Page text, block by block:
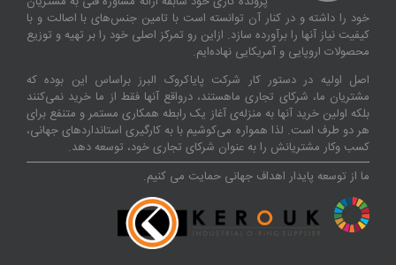
خود را داشته و در کنار آن توانسته‌ است با تامین جنس‌های با اصالت و با
کیفیت نیاز آنها را برآورده سازد. ازاین‌ رو تمرکز اصلی خود را بر تهیه و توزیع
محصولات اروپایی و آمریکایی نهاده‌ایم.
اصل اولیه در دستور کار شرکت پایاکروک البرز براساس این بوده که
مشتریان ما، شرکای تجاری ماهستند، درواقع آنها فقط از ما خرید نمی‌کنند
بلکه اولین خرید آنها به منزله‌ی آغاز یک رابطه همکاری مستمر و متنفع برای
هر دو طرف است. لذا همواره می‌کوشیم با به کارگیری استانداردهای جهانی،
کسب‌ و‌کار مشتریانش را به عنوان شرکای تجاری خود، توسعه دهد.
ما از توسعه پایدار اهداف جهانی حمایت می کنیم.